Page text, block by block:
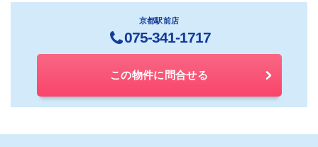
京都駅前店
075-341-1717
この物件に問合せる